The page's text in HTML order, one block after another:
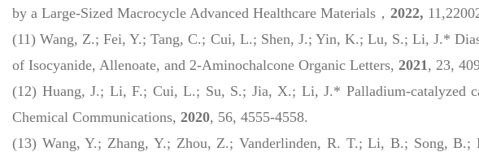
by a Large-Sized Macrocycle Advanced Healthcare Materials， 2022,
(11) Wang, Z.; Fei, Y.; Tang, C.; Cui, L.; Shen, J.; Yin, K.; Lu, S.; Li, J.*
of Isocyanide, Allenoate, and 2-Aminochalcone Organic Letters, 2021 , 23,
(12) Huang, J.; Li, F.; Cui, L.; Su, S.; Jia, X.; Li, J.* Palladium-catalyzed
Chemical Communications, 2020, 56, 4555-4558.
(13) Wang, Y.; Zhang, Y.; Zhou, Z.; Vanderlinden, R. T.; Li, B.; Song,